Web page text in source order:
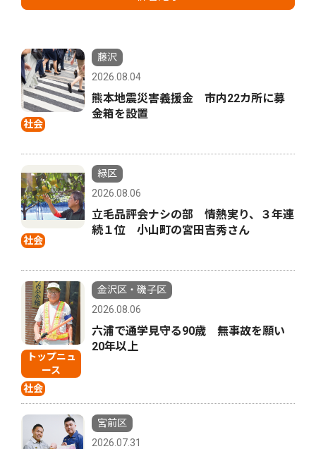
社会
藤沢
2026.08.04
熊本地震災害義援金 市内22カ所に募
金箱を設置
社会
緑区
2026.08.06
立毛品評会ナシの部 情熱実り、３年連
続１位 小山町の宮田吉秀さん
トップニュ
ース
社会
金沢区・磯子区
2026.08.06
六浦で通学見守る90歳 無事故を願い
20年以上
宮前区
2026.07.31